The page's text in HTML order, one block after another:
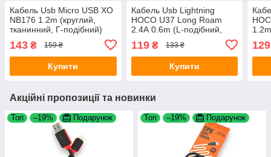
Кабель Usb Micro USB XO
NB176 1.2m (круглий,
тканинний, Г-подібний)
143 ₴ 159 ₴
Купити
Кабель Usb Lightning
HOCO U37 Long Roam
2.4А 0.6m (L-подібний,
метал. коннект, круглий)
Black
119₴ 133 ₴
Купити
129
Акційні пропозиції та новинки
Топ –19% Подарунок Топ –19% Подарунок